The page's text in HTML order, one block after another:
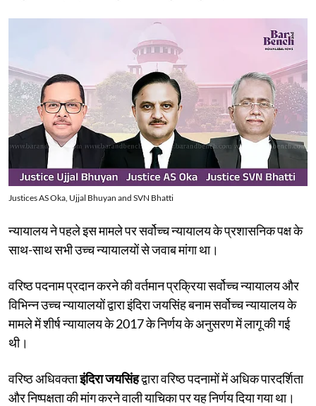
Justices AS Oka, Ujjal Bhuyan and SVN Bhatti
न्यायालय ने पहले इस मामले पर सर्वोच्च न्यायालय के प्रशासनिक पक्ष के
साथ-साथ सभी उच्च न्यायालयों से जवाब मांगा था।
वरिष्ठ पदनाम प्रदान करने की वर्तमान प्रक्रिया सर्वोच्च न्यायालय और
विभिन्न उच्च न्यायालयों द्वारा इंदिरा जयसिंह बनाम सर्वोच्च न्यायालय के
मामले में शीर्ष न्यायालय के 2017 के निर्णय के अनुसरण में लागू की गई
थी।
वरिष्ठ अधिवक्ताइंदिरा जयसिंहद्वारा वरिष्ठ पदनामों में अधिक पारदर्शिता
और निष्पक्षता की मांग करने वाली याचिका पर यह निर्णय दिया गया था।